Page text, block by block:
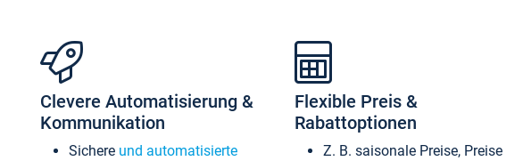
Clevere Automatisierung &
Kommunikation
Sichere und automatisierte
Flexible Preis &
Rabattoptionen
Z. B. saisonale Preise, Preise